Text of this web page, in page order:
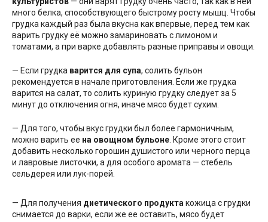
много белка, способствующего быстрому росту мышц. Чтобы
грудка каждый раз была вкусна как впервые, перед тем как
варить грудку её можно замариновать с лимоном и
томатами, а при варке добавлять разные приправы и овощи.
— Если грудка варится для супа, солить бульон
рекомендуется в начале приготовления. Если же грудка
варится на салат, то солить куриную грудку следует за 5
минут до отключения огня, иначе мясо будет сухим.
— Для того, чтобы вкус грудки был более гармоничным,
можно варить ее на овощном бульоне . Кроме этого стоит
добавить несколько горошин душистого или черного перца
и лавровые листочки, а для особого аромата — стебель
сельдерея или лук-порей.
— Для получения диетического продукта кожица с грудки
снимается до варки, если же ее оставить, мясо будет